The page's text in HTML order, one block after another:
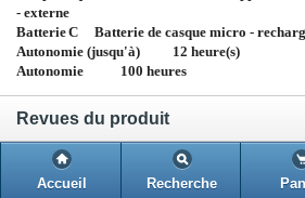
- externe
BatterieC
Batterie de casque micro -
Autonomie (jusqu'à)
12 heure(s)
Autonomie
100 heures
Revues du produit
Accueil Recherche